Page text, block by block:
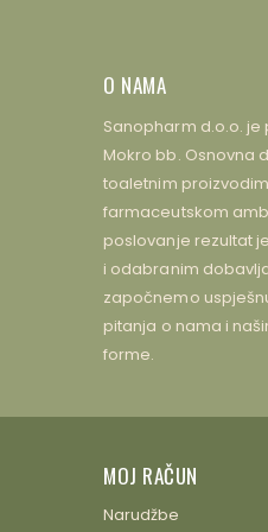
O NAMA
Sanopharm d.o.o.
Mokro bb. Osnovna
toaletnim
farmaceutskom
poslovanje rezultat
i odabranim
započnemo
pitanja o nama i
forme.
MOJ RAČUN
Narudžbe